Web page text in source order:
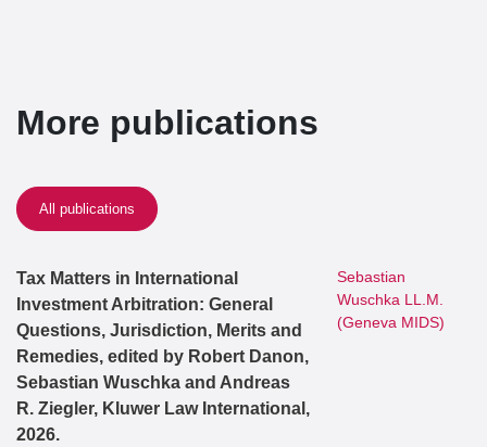
More publications
All publications
Tax Matters in International
Investment Arbitration: General
Questions, Jurisdiction, Merits and
Remedies, edited by Robert Danon,
Sebastian Wuschka and Andreas
R. Ziegler, Kluwer Law International,
2026.
Sebastian
Wuschka LL.M.
(Geneva MIDS)